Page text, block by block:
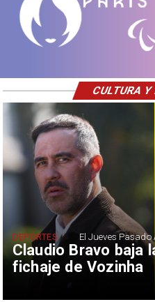
Claudio Bravo baja
fichaje de Vozinha
DEPORTES El Jueves Pasado
CULTURA Y